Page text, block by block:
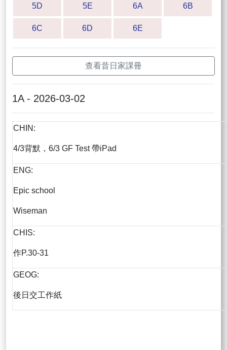
5D 5E 6A 6B
6C 6D 6E
查看昔日家課冊
1A - 2026-03-02
CHIN:
4/3背默，6/3 GF Test 帶iPad
ENG:
Epic school
Wiseman
CHIS:
作P.30-31
GEOG:
後日交工作紙